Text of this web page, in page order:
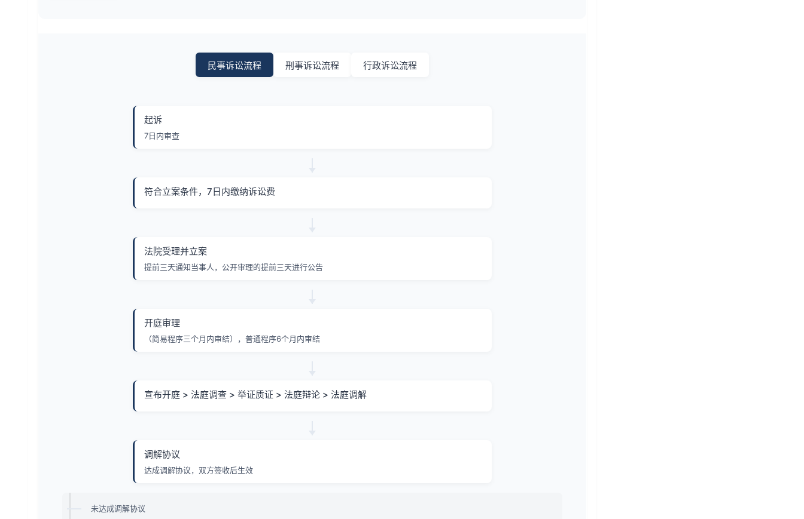
民事诉讼流程 刑事诉讼流程 行政诉讼流程
起诉
7日内审查
符合立案条件，7日内缴纳诉讼费
法院受理并立案
提前三天通知当事人，公开审理的提前三天进行公告
开庭审理
（简易程序三个月内审结），普通程序6个月内审结
宣布开庭 > 法庭调查 > 举证质证 > 法庭辩论 > 法庭调解
调解协议
达成调解协议，双方签收后生效
未达成调解协议